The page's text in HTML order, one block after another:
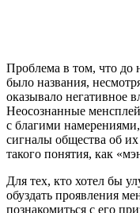
Проблема в том, что до
было названия,
оказывало негативное
Неосознанные
с благими
сигналы общества об
такого понятия, как
Для тех, кто хотел бы
обуздать проявления
познакомиться с его